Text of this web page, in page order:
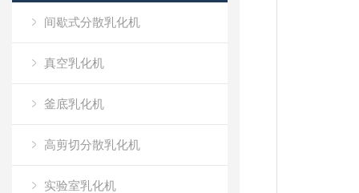
间歇式分散乳化机
真空乳化机
釜底乳化机
高剪切分散乳化机
实验室乳化机